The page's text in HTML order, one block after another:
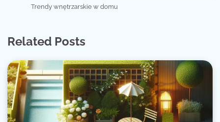
Trendy wnętrzarskie w domu
Related Posts